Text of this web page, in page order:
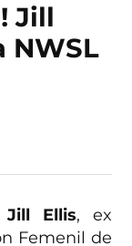
Jill
NWSL
Jill Ellis, ex
Femenil de